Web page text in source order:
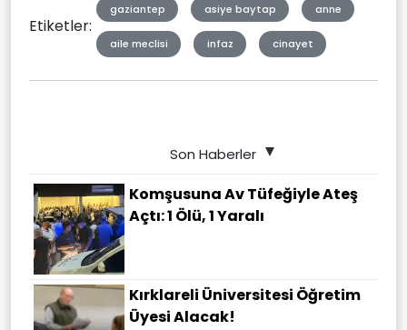
Etiketler:
gaziantep asiye baytap anne
aile meclisi infaz cinayet
Son Haberler
Komşusuna Av Tüfeğiyle Ateş
Açtı: 1 Ölü, 1 Yaralı
Kırklareli Üniversitesi Öğretim
Üyesi Alacak!